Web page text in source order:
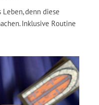
denn diese
Inklusive Routine